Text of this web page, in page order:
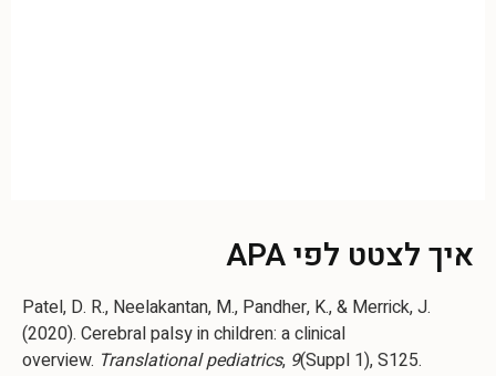
איך לצטט לפי APA
Patel, D. R., Neelakantan, M., Pandher, K., & Merrick, J.
(2020). Cerebral palsy in children: a clinical
overview. Translational pediatrics, 9(Suppl 1), S125.